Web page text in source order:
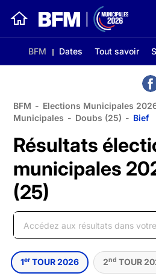
BFM Dates Tout savoir
BFM - Elections Municipales
Municipales - Doubs (25) - Bief
Résultats
municipales
(25)
1er TOUR 2026 2nd TOUR